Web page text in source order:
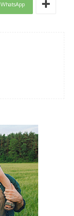
WhatsApp